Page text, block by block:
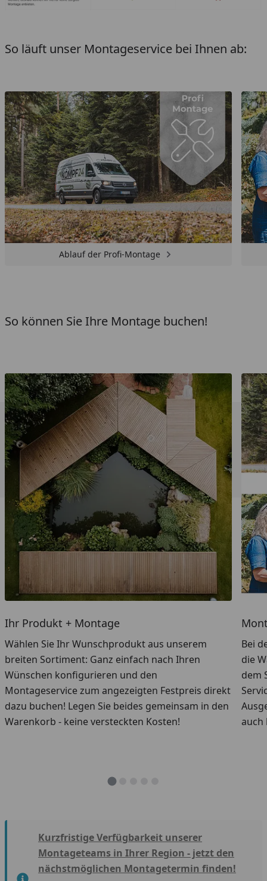
So läuft unser Montageservice bei Ihnen ab:
Ablauf der Profi-Montage
So können Sie Ihre Montage buchen!
Ihr Produkt + Montage
Wählen Sie Ihr Wunschprodukt aus unserem
breiten Sortiment: Ganz einfach nach Ihren
Wünschen konfigurieren und den
Montageservice zum angezeigten Festpreis direkt
dazu buchen! Legen Sie beides gemeinsam in den
Warenkorb - keine versteckten Kosten!
Bei
die
dem
auch
Kurzfristige Verfügbarkeit unserer
Montageteams in Ihrer Region - jetzt den
nächstmöglichen Montagetermin finden!